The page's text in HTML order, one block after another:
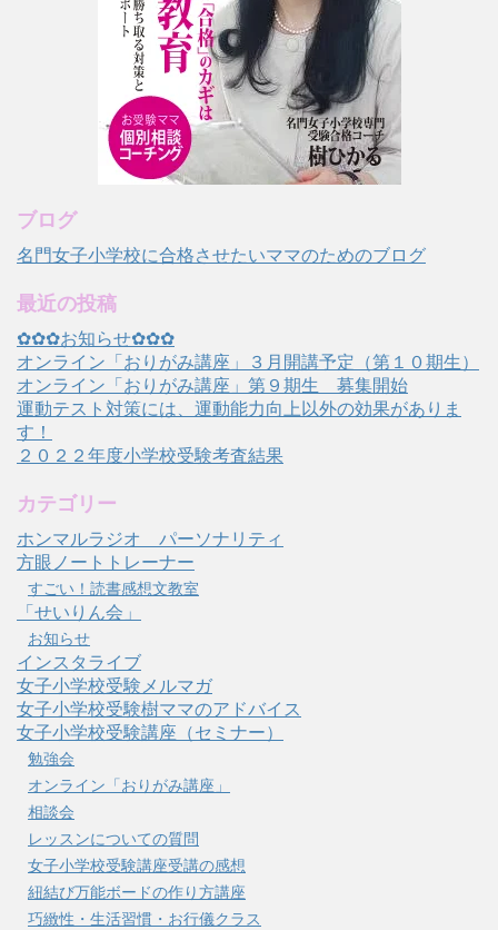
ブログ
名門女子小学校に合格させたいママのためのブログ
最近の投稿
✿✿✿お知らせ✿✿✿
オンライン「おりがみ講座」３月開講予定（第１０期生）
オンライン「おりがみ講座」第９期生 募集開始
運動テスト対策には、運動能力向上以外の効果がありま
す！
２０２２年度小学校受験考査結果
カテゴリー
ホンマルラジオ パーソナリティ
方眼ノートトレーナー
すごい！読書感想文教室
「せいりん会」
お知らせ
インスタライブ
女子小学校受験メルマガ
女子小学校受験樹ママのアドバイス
女子小学校受験講座（セミナー）
勉強会
オンライン「おりがみ講座」
相談会
レッスンについての質問
女子小学校受験講座受講の感想
紐結び万能ボードの作り方講座
巧緻性・生活習慣・お行儀クラス